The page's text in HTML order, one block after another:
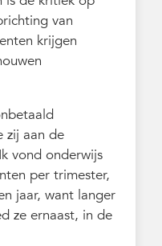
van
krijgen
zij aan de
vond onderwijs
per trimester,
jaar, want langer
ze ernaast, in de